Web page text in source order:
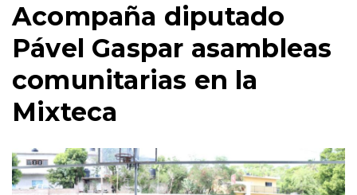
Acompaña diputado
Pável Gaspar asambleas
comunitarias en la
Mixteca